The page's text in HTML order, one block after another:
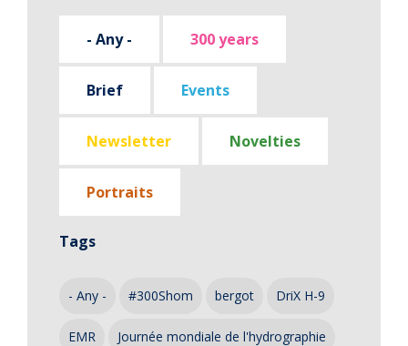
- Any - 300 years
Brief Events
Newsletter Novelties
Portraits
Tags
- Any - #300Shom bergot DriX H-9
EMR Journée mondiale de l'hydrographie